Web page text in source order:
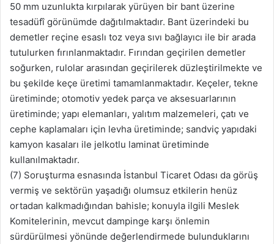
50 mm uzunlukta kırpılarak yürüyen bir bant üzerine
tesadüfî görünümde dağıtılmaktadır. Bant üzerindeki bu
demetler reçine esaslı toz veya sıvı bağlayıcı ile bir arada
tutulurken fırınlanmaktadır. Fırından geçirilen demetler
soğurken, rulolar arasından geçirilerek düzleştirilmekte ve
bu şekilde keçe üretimi tamamlanmaktadır. Keçeler, tekne
üretiminde; otomotiv yedek parça ve aksesuarlarının
üretiminde; yapı elemanları, yalıtım malzemeleri, çatı ve
cephe kaplamaları için levha üretiminde; sandviç yapıdaki
kamyon kasaları ile jelkotlu laminat üretiminde
kullanılmaktadır.
(7) Soruşturma esnasında İstanbul Ticaret Odası da görüş
vermiş ve sektörün yaşadığı olumsuz etkilerin henüz
ortadan kalkmadığından bahisle; konuyla ilgili Meslek
Komitelerinin, mevcut dampinge karşı önlemin
sürdürülmesi yönünde değerlendirmede bulunduklarını